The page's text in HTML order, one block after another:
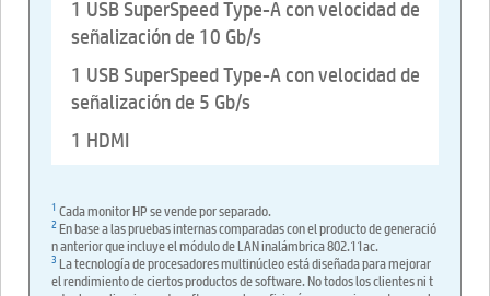
1 USB SuperSpeed Type-A con velocidad de
señalización de 10 Gb/s
1 USB SuperSpeed Type-A con velocidad de
señalización de 5 Gb/s
1 HDMI
1 Cada monitor HP se vende por separado.
2En base a las pruebas internas comparadas con el producto de generació
n anterior que incluye el módulo de LAN inalámbrica 802.11ac.
3 La tecnología de procesadores multinúcleo está diseñada para mejorar
el rendimiento de ciertos productos de software. No todos los clientes ni t